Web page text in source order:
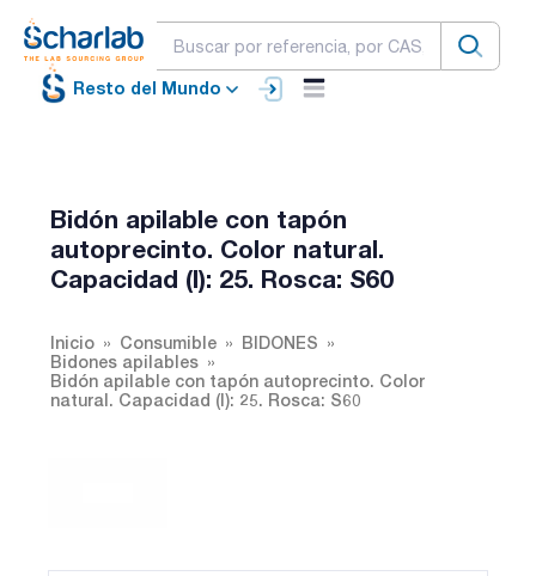
Resto del Mundo
Bidón apilable con tapón
autoprecinto. Color natural.
Capacidad (l): 25. Rosca: S60
Inicio Consumible
BIDONES
Bidones apilables
Bidón apilable con tapón autoprecinto. Color
natural. Capacidad (l): 25. Rosca: S60